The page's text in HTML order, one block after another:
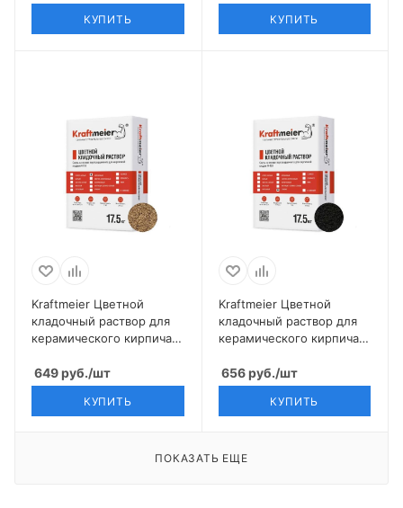
КУПИТЬ КУПИТЬ
Kraftmeier Цветной
кладочный раствор для
керамического кирпича с
кремовый CERAM
ЗИМНИЙ
649руб./шт
КУПИТЬ
Kraftmeier Цветной
кладочный раствор для
керамического кирпича с
графит CERAM
656руб./шт
КУПИТЬ
ПОКАЗАТЬ ЕЩЕ